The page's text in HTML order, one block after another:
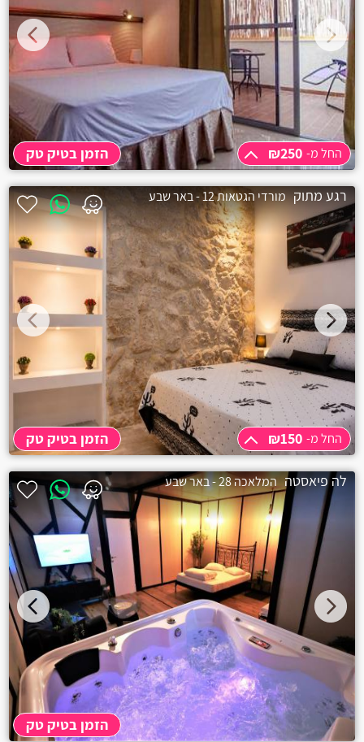
החל מ-
₪250
3 שעות
₪250
הזמן בטיק טק החל מ- ₪250
רגע מתוק מורדי הגטאות 12 - באר שבע
החל מ-
₪150
שעה
₪150
שעתיים
₪150
הזמן בטיק טק החל מ- ₪150
לה פיאסטה המלאכה 28 - באר שבע
הזמן בטיק טק